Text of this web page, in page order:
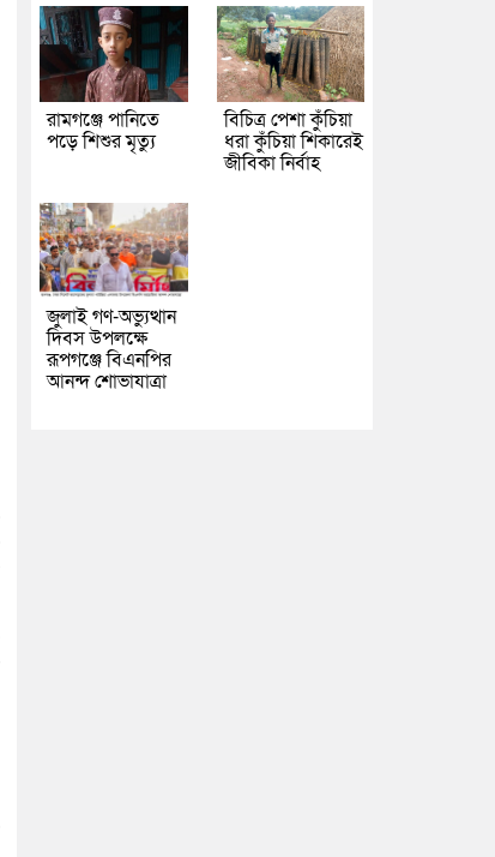
রামগঞ্জে পানিতে
পড়ে শিশুর মৃত্যু
বিচিত্র পেশা কুঁচিয়া
ধরা কুঁচিয়া শিকারেই
জীবিকা নির্বাহ
জুলাই গণ-অভ্যুত্থান
দিবস উপলক্ষে
রূপগঞ্জে বিএনপির
আনন্দ শোভাযাত্রা